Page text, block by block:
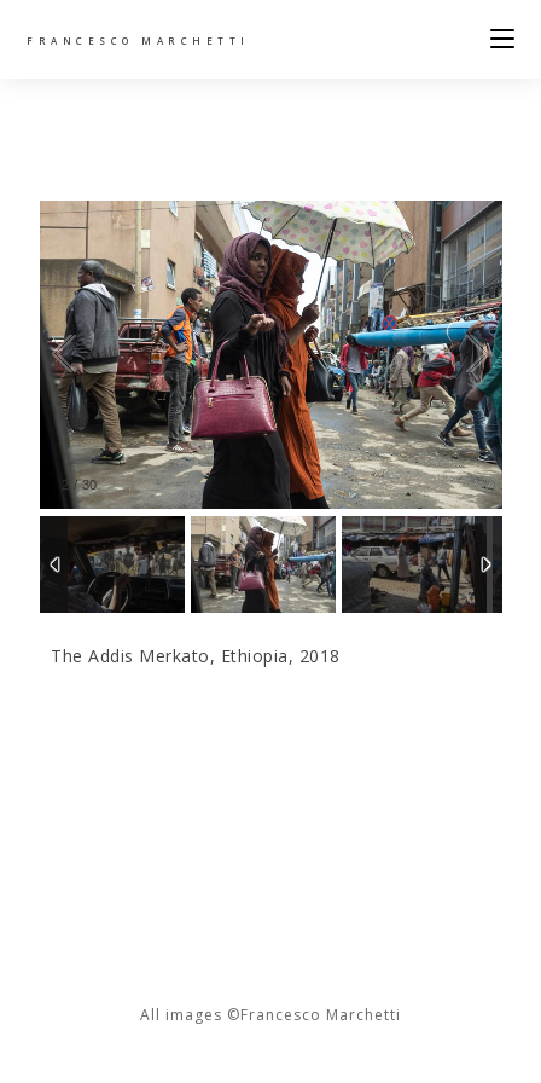
FRANCESCO MARCHETTI
2 /30
The Addis Merkato, Ethiopia, 2018
All images ©Francesco Marchetti